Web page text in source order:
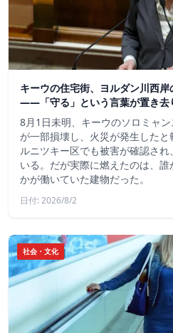
キーウの住宅街、ヨルダン川西
——「守る」という言葉が置き去
8月1日未明、キーウのソロミャ
が一部損壊し、火災が発生した
ルニツキー区でも被害が確認さ
いる。だが実際に燃えたのは、
かが働いていた建物だった。
日付: 2026/8/2
社会・文化